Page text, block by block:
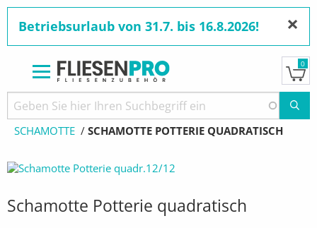
zum
Inhalt
Betriebsurlaub von 31.7. bis 16.8.2026! ×
0
Pfadnavigation
STARTSEITE PRODUKTE
HAFNERBEDARF
SCHAMOTTE
AKTUELL:
SCHAMOTTE POTTERIE QUADRATISCH
Schamotte Potterie quadratisch